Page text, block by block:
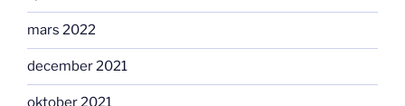
mars 2022
december 2021
oktober 2021